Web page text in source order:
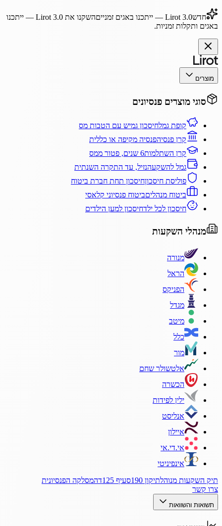
חדשLirot 3.0 — ייתכנו באגים זמנייםהשקנו את Lirot 3.0— ייתכנו
באגים ותקלות זמניות.
מוצרים
סוגי מוצרים פנסיונים
קופת גמלחיסכון גמיש עם הטבות מס
קרן פנסיהפנסיה מקיפה או כללית
קרן השתלמות6 שנים, פטור ממס
גמל להשקעהנזיל, עד התקרה השנתית
פוליסת חיסכוןחיסכון תחת חברת ביטוח
ביטוח מנהליםביטוח פנסיוני קלאסי
חיסכון לכל ילדחיסכון למען הילדים
מנהלי השקעות
מנורה
הראל
הפניקס
מגדל
מיטב
כלל
מור
אלטשולר שחם
הכשרה
ילין לפידות
אנליסט
איילון
אי.די.אי
אינפיניטי
תיק השקעות מנוהלתיקון 190 סעיף 125ד
המסלקה הפנסיונית
צרו קשר
תשואות והשוואות